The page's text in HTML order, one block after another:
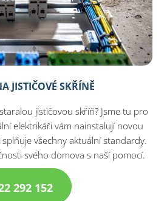
JISTIČOVÉ SKŘÍNĚ
jističovou skříň? Jsme tu pro
elektrikáři vám nainstalují novou
všechny aktuální standardy.
svého domova s naší pomocí.
292 152